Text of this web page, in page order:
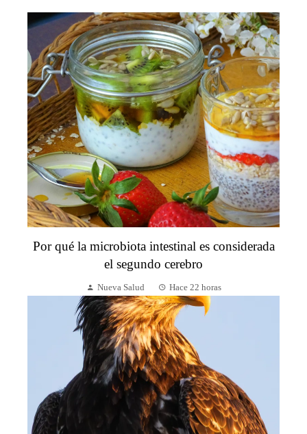
Por qué la microbiota intestinal es considerada
el segundo cerebro
Nueva Salud Hace 22 horas